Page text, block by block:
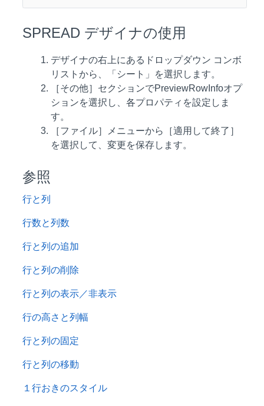
SPREAD デザイナの使用
デザイナの右上にあるドロップダウン コンボ
リストから、「シート」を選択します。
［その他］セクションでPreviewRowInfoオプ
ションを選択し、各プロパティを設定しま
す。
［ファイル］メニューから［適用して終了］
を選択して、変更を保存します。
参照
行と列
行数と列数
行と列の追加
行と列の削除
行と列の表示／非表示
行の高さと列幅
行と列の固定
行と列の移動
１行おきのスタイル